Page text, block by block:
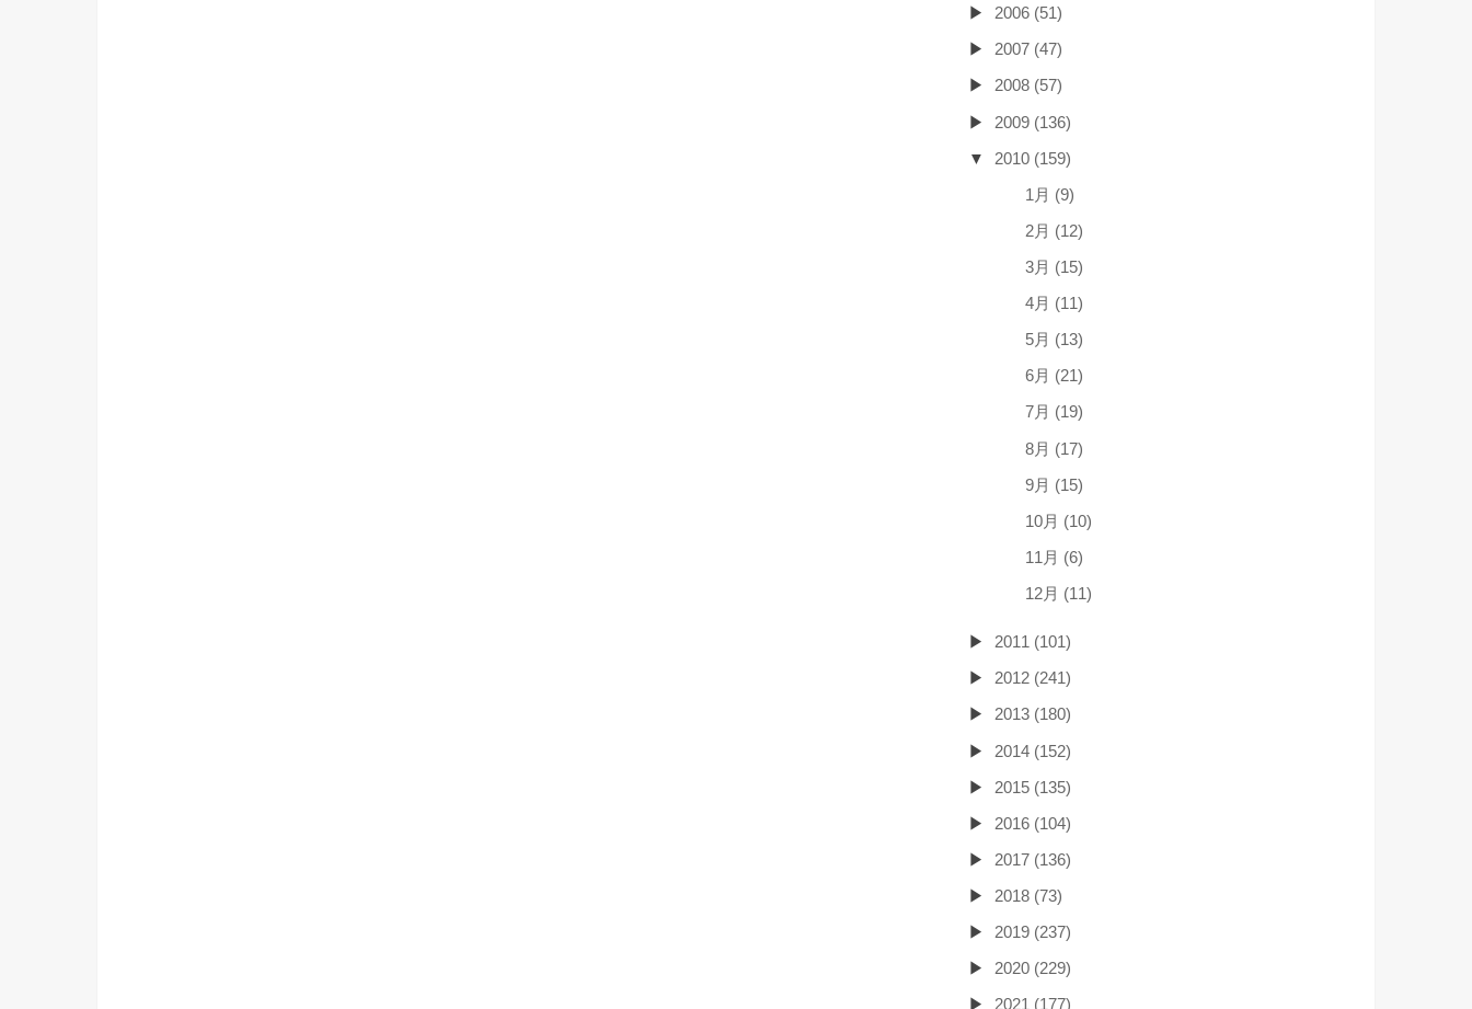
2006 (51)
2007 (47)
2008 (57)
2009 (136)
2010 (159)
1月 (9)
2月 (12)
3月 (15)
4月 (11)
5月 (13)
6月 (21)
7月 (19)
8月 (17)
9月 (15)
10月 (10)
11月 (6)
12月 (11)
2011 (101)
2012 (241)
2013 (180)
2014 (152)
2015 (135)
2016 (104)
2017 (136)
2018 (73)
2019 (237)
2020 (229)
2021 (177)